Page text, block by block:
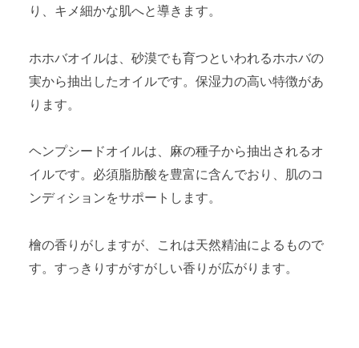
り、キメ細かな肌へと導きます。
ホホバオイルは、砂漠でも育つといわれるホホバの
実から抽出したオイルです。保湿力の高い特徴があ
ります。
ヘンプシードオイルは、麻の種子から抽出されるオ
イルです。必須脂肪酸を豊富に含んでおり、肌のコ
ンディションをサポートします。
檜の香りがしますが、これは天然精油によるもので
す。すっきりすがすがしい香りが広がります。